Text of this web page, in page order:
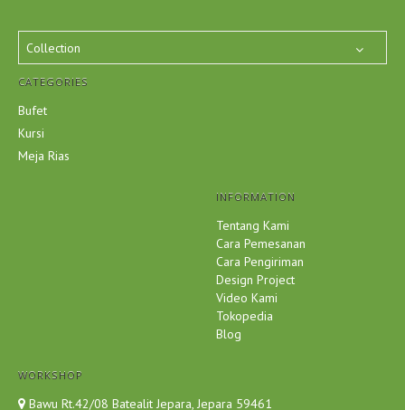
Collection
CATEGORIES
Bufet
Kursi
Meja Rias
INFORMATION
Tentang Kami
Cara Pemesanan
Cara Pengiriman
Design Project
Video Kami
Tokopedia
Blog
WORKSHOP
Bawu Rt.42/08 Batealit Jepara, Jepara 59461